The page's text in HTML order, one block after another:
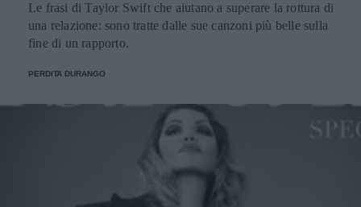
Le frasi di Taylor Swift che aiutano a superare la rottura di
una relazione: sono tratte dalle sue canzoni più belle sulla
fine di un rapporto.
PERDITA DURANGO